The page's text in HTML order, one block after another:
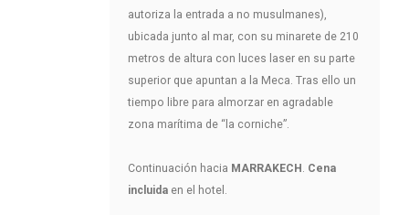
autoriza la entrada a no musulmanes),
ubicada junto al mar, con su minarete de 210
metros de altura con luces laser en su parte
superior que apuntan a la Meca. Tras ello un
tiempo libre para almorzar en agradable
zona marítima de “la corniche”.
Continuación hacia MARRAKECH Cena
incluida en el hotel.